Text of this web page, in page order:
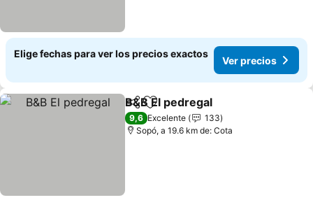
Elige fechas para ver los precios exactos
Ver precios
CompartirAgregar a favoritos
B&B El pedregal
9,6 Excelente
133
Sopó, a 19.6 km de: Cota